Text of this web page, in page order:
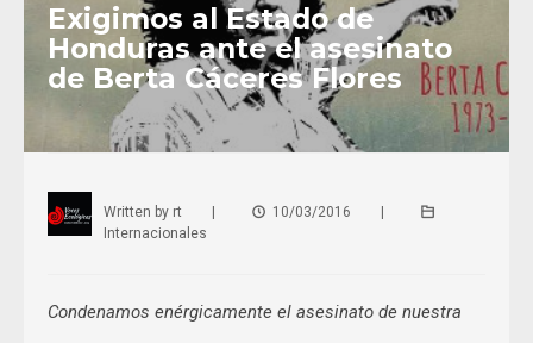
Exigimos al Estado de
Honduras ante el asesinato
de Berta Cáceres Flores
Written by rt 10/03/2016
Internacionales
Condenamos enérgicamente el asesinato de nuestra